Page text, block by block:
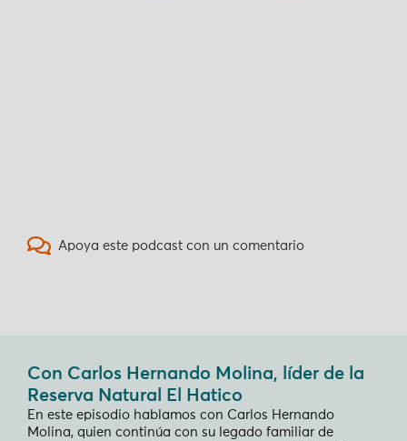
Apoya este podcast con un comentario
Con Carlos Hernando Molina, líder de la
Reserva Natural El Hatico
En este episodio hablamos con Carlos Hernando
Molina, quien continúa con su legado familiar de